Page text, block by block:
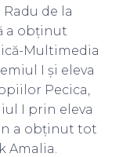
de la
a obținut
Multimedia
I și eleva
Pecica,
I prin eleva
a obținut tot
Amalia.